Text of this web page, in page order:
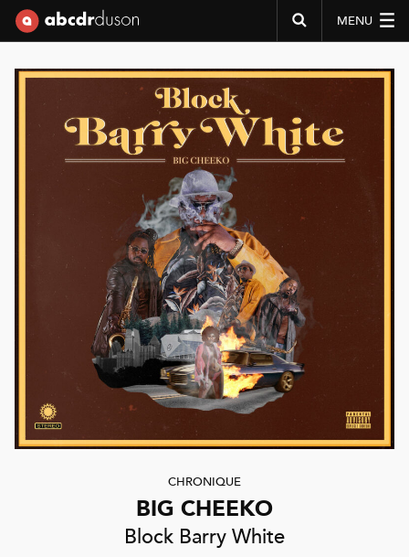
MENU
CHRONIQUE
BIG CHEEKO
Block Barry White